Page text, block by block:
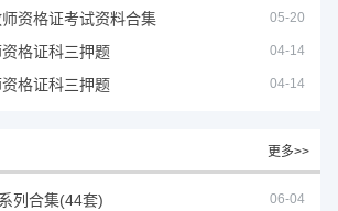
资格证考试资料合集 05-20
格证科三押题 04-14
格证科三押题 04-14
更多>>
列合集(44套) 06-04